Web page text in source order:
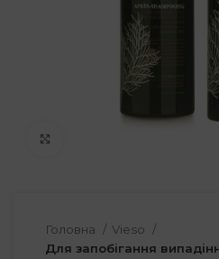
Головна
Vieso
Для запобігання